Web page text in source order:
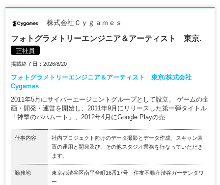
株式会社Ｃｙｇａｍｅｓ
フォトグラメトリーエンジニア＆アーティスト 東京.
正社員
掲載終了日：2026/8/20
フォトグラメトリーエンジニア＆アーティスト 東京/株式会社
Cygames
2011年5月にサイバーエージェントグループとして設立。 ゲームの企
画・開発・運営を開始し、2011年9月にリリースした第一弾タイトル
「神撃のバハムート」、2012年4月にGoogle Playの売...
仕事内容
社内プロジェクト向けのデータ撮影とデータ作成、スキャン装
置の運用と開発及び、その他スタジオ業務を行なっていただき
ます。
勤務地
東京都渋谷区南平台町16番17号 住友不動産渋谷ガーデンタワ
ー